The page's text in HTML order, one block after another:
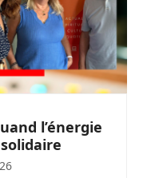
l’énergie